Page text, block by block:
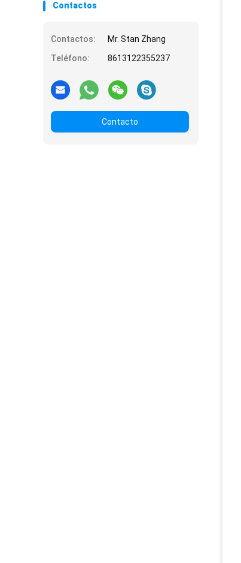
Contactos
Contactos:
Mr. Stan Zhang
Teléfono:
8613122355237
Contacto